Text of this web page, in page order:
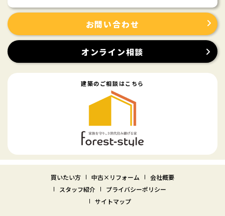
お問い合わせ
オンライン相談
建築のご相談はこちら
買いたい方 中古×リフォーム
会社概要
スタッフ紹介
プライバシーポリシー
サイトマップ